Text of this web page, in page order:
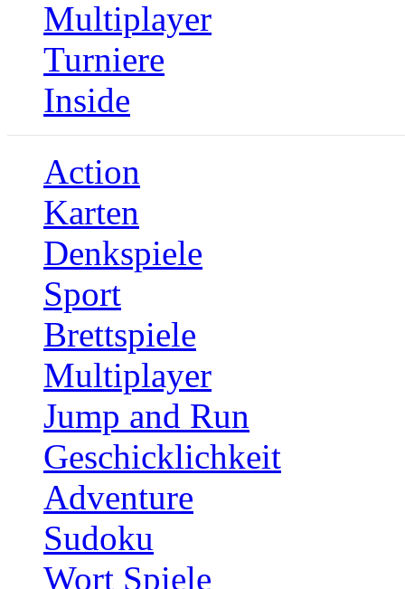
Multiplayer
Turniere
Inside
Action
Karten
Denkspiele
Sport
Brettspiele
Multiplayer
Jump and Run
Geschicklichkeit
Adventure
Sudoku
Wort Spiele